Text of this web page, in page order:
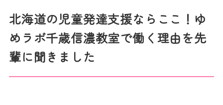
北海道の児童発達支援ならここ！ゆ
めラボ千歳信濃教室で働く理由を先
輩に聞きました